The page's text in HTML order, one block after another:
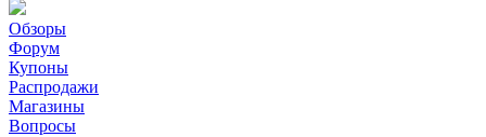
Обзоры
Форум
Купоны
Распродажи
Магазины
Вопросы